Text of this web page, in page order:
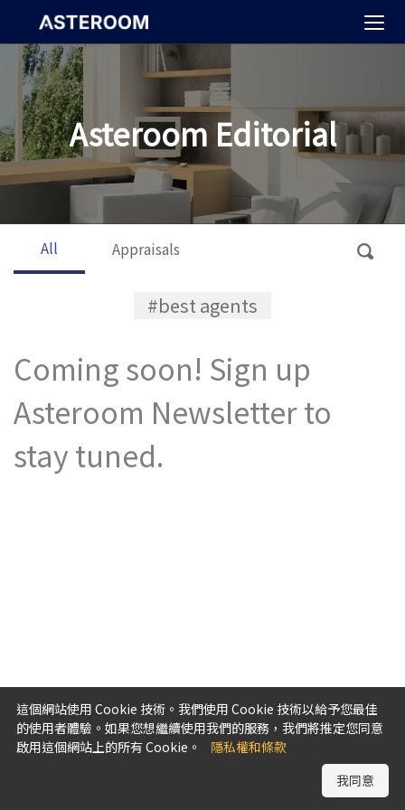
Asteroom Editorial
All Appraisals
#best agents
Coming soon! Sign up
Asteroom Newsletter to
stay tuned.
這個網站使用 Cookie 技術。我們使用 Cookie 技術以給予您最佳
的使用者體驗。如果您想繼續使用我們的服務，我們將推定您同意
啟用這個網站上的所有 Cookie。
隱私權和條款
我同意